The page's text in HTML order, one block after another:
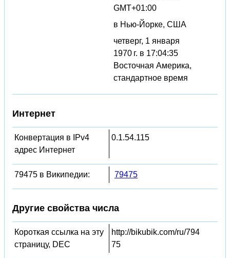
GMT+01:00
в Нью-Йорке, США
четверг, 1 января
1970 г. в 17:04:35
Восточная Америка,
стандартное время
Интернет
Конвертация в IPv4
адрес Интернет
0.1.54.115
79475 в Википедии: 79475
Другие свойства числа
Короткая ссылка на эту
страницу, DEC
http://bikubik.com/ru/794
75